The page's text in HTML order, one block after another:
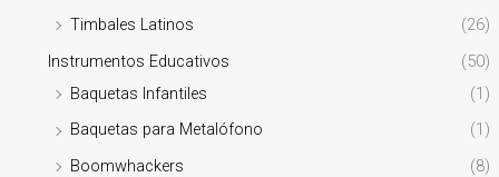
Timbales Latinos
(26)
Instrumentos Educativos
(50)
Baquetas Infantiles
(1)
Baquetas para Metalófono
(1)
Boomwhackers
(8)